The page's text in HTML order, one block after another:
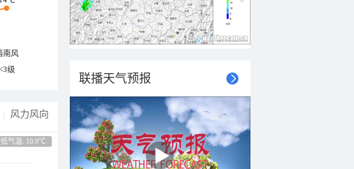
南风
级
风力风向
气温: 10.9℃
联播天气预报